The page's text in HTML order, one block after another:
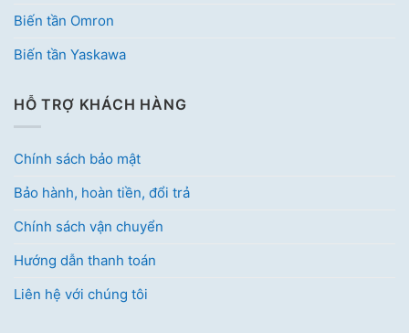
Biến tần Omron
Biến tần Yaskawa
HỖ TRỢ KHÁCH HÀNG
Chính sách bảo mật
Bảo hành, hoàn tiền, đổi trả
Chính sách vận chuyển
Hướng dẫn thanh toán
Liên hệ với chúng tôi